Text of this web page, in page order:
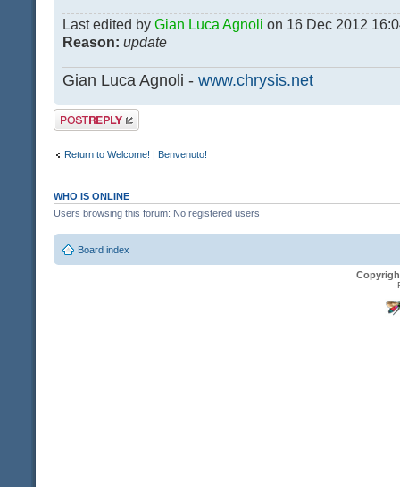
Last edited by Gian Luca Agnoli on 16 Dec 2012
Reason: update
Gian Luca Agnoli - www.chrysis.net
Post a reply
Return to Welcome! | Benvenuto!
WHO IS ONLINE
Users browsing this forum: No registered users
Board index